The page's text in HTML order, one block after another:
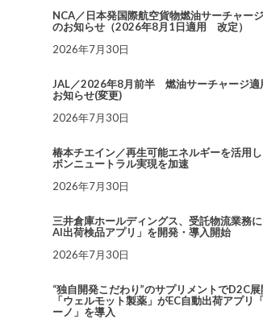
NCA／日本発国際航空貨物燃油サーチャー
のお知らせ（2026年8月1日適用 改定）
2026年7月30日
JAL／2026年8月前半 燃油サーチャージ適
お知らせ(変更)
2026年7月30日
椿本チエイン／再生可能エネルギーを活用
ボンニュートラル実現を加速
2026年7月30日
三井倉庫ホールディングス、受託物流業務
AI出荷検品アプリ」を開発・導入開始
2026年7月30日
“独自開発こだわり”のサプリメントでD2C展
「ウェルモット製薬」がEC自動出荷アプリ
ーノ」を導入